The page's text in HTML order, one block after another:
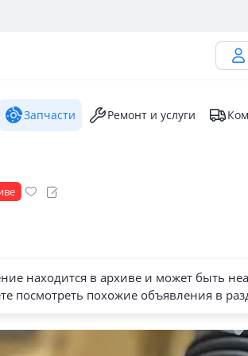
Запчасти Ремонт и услуги
находится в архиве и может быть
посмотреть похожие объявления в